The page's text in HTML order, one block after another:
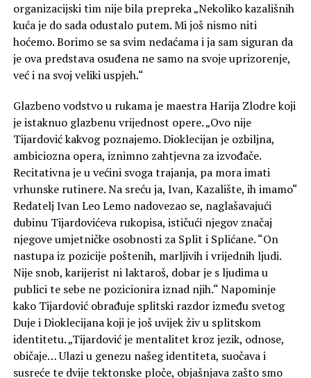
organizacijski tim nije bila prepreka „Nekoliko kazališnih
kuća je do sada odustalo putem. Mi još nismo niti
hoćemo. Borimo se sa svim nedaćama i ja sam siguran da
je ova predstava osuđena ne samo na svoje uprizorenje,
već i na svoj veliki uspjeh.“
Glazbeno vodstvo u rukama je maestra Harija Zlodre koji
je istaknuo glazbenu vrijednost opere. „Ovo nije
Tijardović kakvog poznajemo. Dioklecijan je ozbiljna,
ambiciozna opera, iznimno zahtjevna za izvođače.
Recitativna je u većini svoga trajanja, pa mora imati
vrhunske rutinere. Na sreću ja, Ivan, Kazalište, ih imamo“
Redatelj Ivan Leo Lemo nadovezao se, naglašavajući
dubinu Tijardovićeva rukopisa, ističući njegov značaj
njegove umjetničke osobnosti za Split i Splićane. “On
nastupa iz pozicije poštenih, marljivih i vrijednih ljudi.
Nije snob, karijerist ni laktaroš, dobar je s ljudima u
publici te sebe ne pozicionira iznad njih.“ Napominje
kako Tijardović obrađuje splitski razdor između svetog
Duje i Dioklecijana koji je još uvijek živ u splitskom
identitetu. „Tijardović je mentalitet kroz jezik, odnose,
običaje… Ulazi u genezu našeg identiteta, suočava i
susreće te dvije tektonske ploče, objašnjava zašto smo